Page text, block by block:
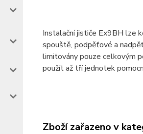
Instalační jističe Ex9BH lze
spouště, podpěťové a
limitovány pouze celkovým
použít až tří jednotek
Zboží zařazeno v